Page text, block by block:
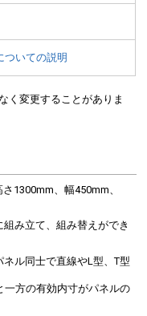
ついての説明
く変更することがありま
1300mm、幅450mm、
み立て、組み替えができ
ル同士で直線やL型、T型
方の有効内寸がパネルの